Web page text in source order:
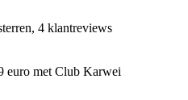
4 klantreviews
euro met Club Karwei